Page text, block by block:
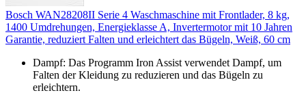
Bosch WAN28208II Serie 4 Waschmaschine mit Frontlader, 8 kg,
1400 Umdrehungen, Energieklasse A, Invertermotor mit 10 Jahren
Garantie, reduziert Falten und erleichtert das Bügeln, Weiß, 60 cm
Dampf: Das Programm Iron Assist verwendet Dampf, um
Falten der Kleidung zu reduzieren und das Bügeln zu
erleichtern.